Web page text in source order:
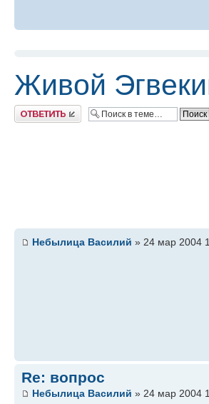
Живой
Ответить
Небылица Василий » 24 мар 2004
Re: вопрос
Небылица Василий » 24 мар 2004